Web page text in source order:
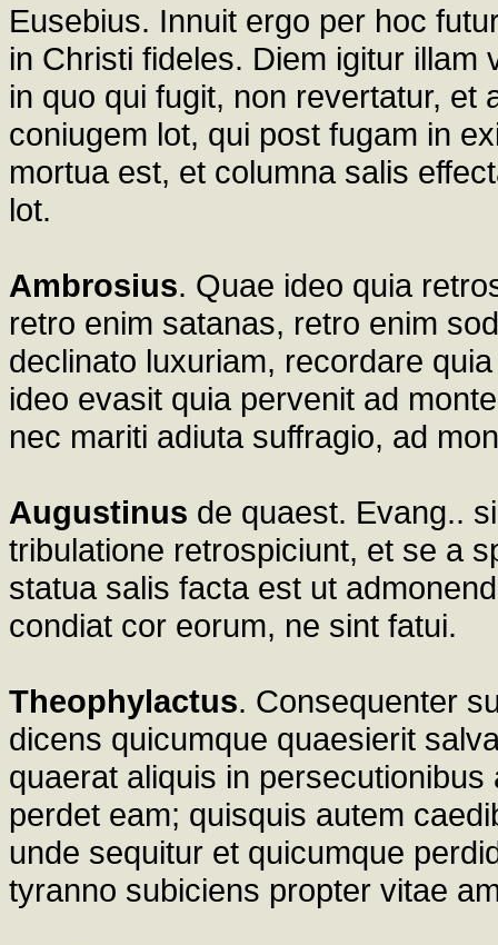
Eusebius. Innuit ergo per hoc
in Christi fideles. Diem igitur
in quo qui fugit, non revertatur, et
coniugem lot, qui post fugam in
mortua est, et columna salis
lot.
Ambrosius. Quae ideo quia
retro enim satanas, retro enim
declinato luxuriam, recordare
ideo evasit quia pervenit ad
nec mariti adiuta suffragio, ad
Augustinus de quaest. Evang..
tribulatione retrospiciunt, et se a
statua salis facta est ut
condiat cor eorum, ne sint fatui.
Theophylactus. Consequenter
dicens quicumque quaesierit
quaerat aliquis in
perdet eam; quisquis autem
unde sequitur et quicumque
tyranno subiciens propter vitae